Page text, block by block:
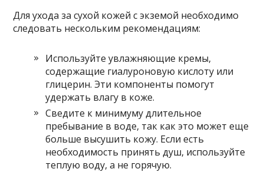
Для ухода за сухой кожей с экземой необходимо
следовать нескольким рекомендациям:
Используйте увлажняющие кремы,
содержащие гиалуроновую кислоту или
глицерин. Эти компоненты помогут
удержать влагу в коже.
Сведите к минимуму длительное
пребывание в воде, так как это может еще
больше высушить кожу. Если есть
необходимость принять душ, используйте
теплую воду, а не горячую.